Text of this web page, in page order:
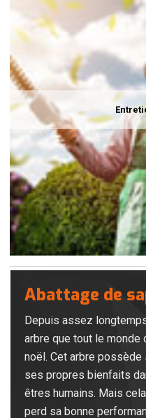
Abattage de
Depuis assez
arbre que tout le monde
noël. Cet arbre
ses propres bienfaits
êtres humains. Mais
perd sa bonne